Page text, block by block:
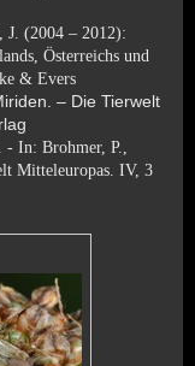
(2004 – 2012):
Österreichs und
& Evers
– Die Tierwelt
- In: Brohmer, P.,
Mitteleuropas. IV, 3